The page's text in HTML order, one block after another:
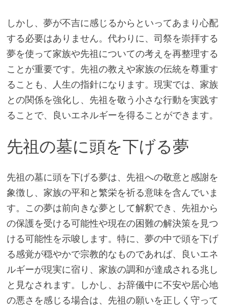
しかし、夢が不吉に感じるからといってあまり心配
する必要はありません。代わりに、司祭を崇拝する
夢を使って家族や先祖についての考えを再整理する
ことが重要です。先祖の教えや家族の伝統を尊重す
ることも、人生の指針になります。現実では、家族
との関係を強化し、先祖を敬う小さな行動を実践す
ることで、良いエネルギーを得ることができます。
先祖の墓に頭を下げる夢
先祖の墓に頭を下げる夢は、先祖への敬意と感謝を
象徴し、家族の平和と繁栄を祈る意味を含んでいま
す。この夢は前向きな夢として解釈でき、先祖から
の保護を受ける可能性や現在の困難の解決策を見つ
ける可能性を示唆します。特に、夢の中で頭を下げ
る感覚が穏やかで宗教的なものであれば、良いエネ
ルギーが現実に宿り、家族の調和が達成される兆し
と見なされます。しかし、お辞儀中に不安や居心地
の悪さを感じる場合は、先祖の願いを正しく守って